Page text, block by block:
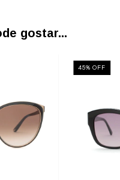
gostar...
45%OFF